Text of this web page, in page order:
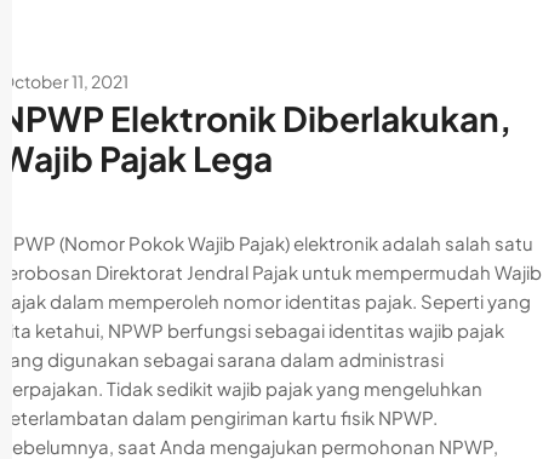
October 11, 2021
NPWP Elektronik Diberlakukan,
Wajib Pajak Lega
NPWP (Nomor Pokok Wajib Pajak) elektronik adalah salah satu
terobosan Direktorat Jendral Pajak untuk mempermudah Wajib
Pajak dalam memperoleh nomor identitas pajak. Seperti yang
kita ketahui, NPWP berfungsi sebagai identitas wajib pajak
yang digunakan sebagai sarana dalam administrasi
perpajakan. Tidak sedikit wajib pajak yang mengeluhkan
keterlambatan dalam pengiriman kartu fisik NPWP.
Sebelumnya, saat Anda mengajukan permohonan NPWP,